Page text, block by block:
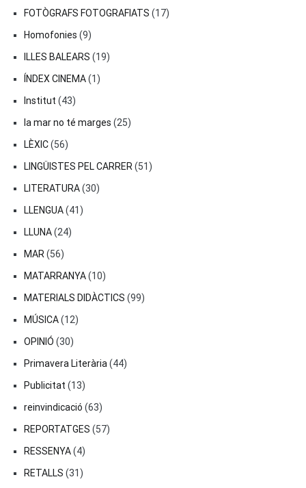
FOTÒGRAFS FOTOGRAFIATS (17)
Homofonies (9)
ILLES BALEARS (19)
ÍNDEX CINEMA(1)
Institut (43)
la mar no té marges (25)
LÈXIC(56)
LINGÜISTES PEL CARRER (51)
LITERATURA(30)
LLENGUA(41)
LLUNA(24)
MAR (56)
MATARRANYA(10)
MATERIALS DIDÀCTICS (99)
MÚSICA(12)
OPINIÓ (30)
Primavera Literària (44)
Publicitat (13)
reinvindicació (63)
REPORTATGES (57)
RESSENYA(4)
RETALLS (31)